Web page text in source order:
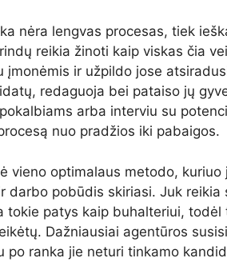
nėra lengvas procesas, tiek
reikia žinoti kaip viskas čia
įmonėmis ir užpildo jose
redaguoja bei pataiso jų
arba interviu su
nuo pradžios iki pabaigos.
vieno optimalaus metodo,
darbo pobūdis skiriasi. Juk
tokie patys kaip buhalteriui,
Dažniausiai agentūros
po ranka jie neturi tinkamo